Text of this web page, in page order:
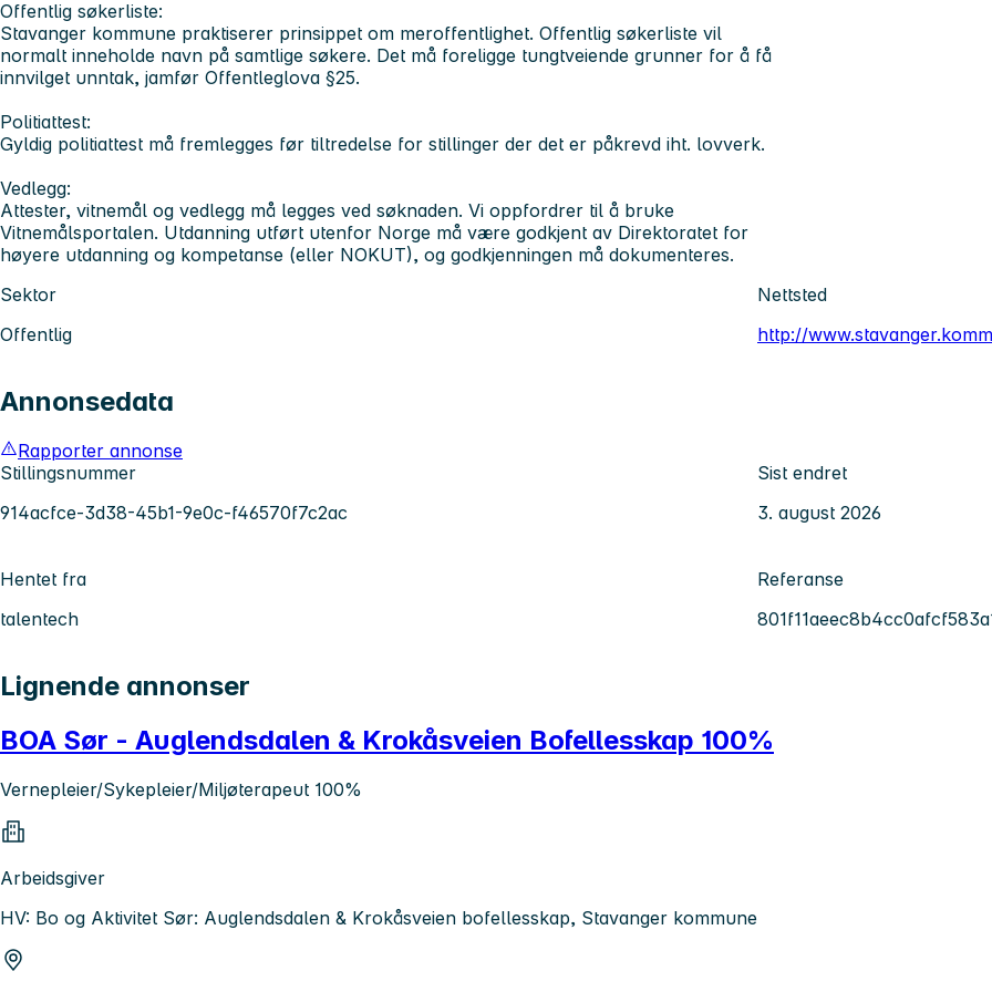
Offentlig søkerliste:
Stavanger kommune praktiserer prinsippet om meroffentlighet. Offentlig søkerliste vil
normalt inneholde navn på samtlige søkere. Det må foreligge tungtveiende grunner for å få
innvilget unntak, jamfør Offentleglova §25.
Politiattest:
Gyldig politiattest må fremlegges før tiltredelse for stillinger der det er påkrevd iht. lovverk.
Vedlegg:
Attester, vitnemål og vedlegg må legges ved søknaden. Vi oppfordrer til å bruke
Vitnemålsportalen. Utdanning utført utenfor Norge må være godkjent av Direktoratet for
høyere utdanning og kompetanse (eller NOKUT), og godkjenningen må dokumenteres.
Sektor
Offentlig
Nettsted
http://
Annonsedata
Rapporter annonse
Stillingsnummer
914acfce-3d38-45b1-9e0c-f46570f7c2ac
Sist endret
3. august 2026
Hentet fra
talentech
Referanse
Lignende annonser
BOA Sør - Auglendsdalen & Krokåsveien Bofellesskap 100%
Vernepleier/Sykepleier/Miljøterapeut 100%
Arbeidsgiver
HV: Bo og Aktivitet Sør: Auglendsdalen & Krokåsveien bofellesskap, Stavanger kommune